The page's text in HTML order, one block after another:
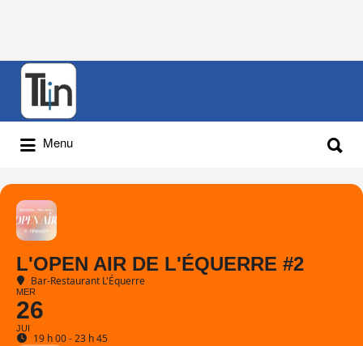
Rechercher
Menu
L'OPEN AIR DE L'ÉQUERRE #2
Bar-Restaurant L'Équerre
MER
26
JUI
19 h 00 - 23 h 45